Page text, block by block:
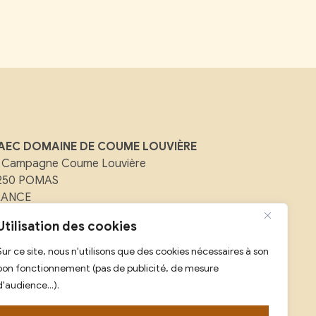
des cookies
ce site, nous n'utilisons que des cookies nécessaires à son
fonctionnement (pas de publicité, de mesure
DOMAINE DE COUME LOUVIÈRE
Campagne Coume Louvière
POMAS
: contact@domainedecoumelouviere.com
: 07 88 08 25 59